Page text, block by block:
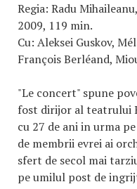
Regia: Radu
2009, 119 min.
Cu: Aleksei Guskov,
François Berléand,
"Le concert" spune
fost dirijor al teatrului
cu 27 de ani in urma
de membrii evrei ai
sfert de secol mai
pe umilul post de